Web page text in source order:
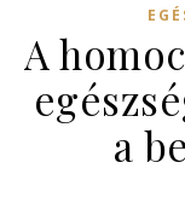
A
a